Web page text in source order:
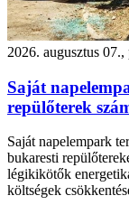
2026. augusztus 07.,
Saját
repülőterek
Saját napelempark
bukaresti
légikikötők
költségek